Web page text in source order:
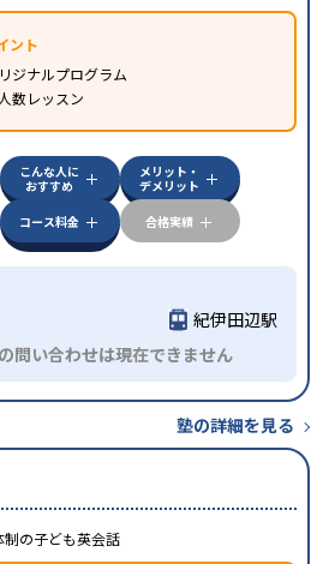
ント
ジナルプログラム
数レッスン
こんな人に
おすすめ
メリット・
デメリット
コース料金 合格実績
紀伊田辺駅
問い合わせは現在できません
塾の詳細を見る
の子ども英会話